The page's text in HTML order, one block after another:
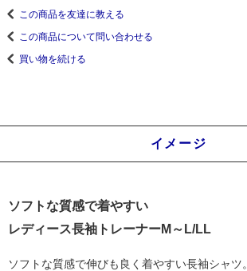
この商品を友達に教える
この商品について問い合わせる
買い物を続ける
イメージ
ソフトな質感で着やすい
レディース長袖トレーナーM～L/LL
ソフトな質感で伸びも良く着やすい長袖シャツ